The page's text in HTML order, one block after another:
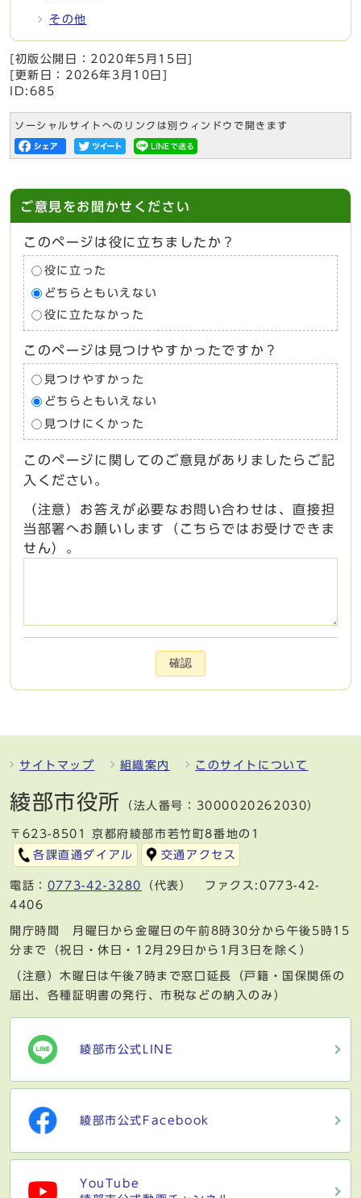
その他
[初版公開日： 2020年5月15日
[更新日： 2026年3月10日
ID:685
ソーシャルサイトへのリンクは別ウィンドウで開きます
ご意見をお聞かせください
このページは役に立ちましたか？
役に立った
どちらともいえない
役に立たなかった
このページは見つけやすかったですか？
見つけやすかった
どちらともいえない
見つけにくかった
このページに関してのご意見がありましたらご記
入ください。
（注意）お答えが必要なお問い合わせは、直接担
当部署へお願いします（こちらではお受けできま
せん）。
確認
サイトマップ 組織案内 このサイトについて
綾部市役所 （法人番号：3000020262030）
〒623-8501 京都府綾部市若竹町8番地の1
各課直通ダイアル
交通アクセス
電話： 0773-42-3280
（代表） ファクス:0773-42-
4406
開庁時間 月曜日から金曜日の午前8時30分から午後5時15
分まで（祝日・休日・12月29日から1月3日を除く）
（注意）木曜日は午後7時まで窓口延長（戸籍・国保関係の
届出、各種証明書の発行、市税などの納入のみ）
綾部市公式LINE
綾部市公式Facebook
YouTube